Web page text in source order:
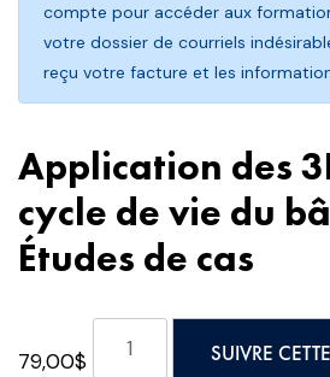
compte pour accéder aux
votre dossier de courriels
reçu votre facture et les
Application des
cycle de vie du
Études de cas
79,00$ SUIVRE